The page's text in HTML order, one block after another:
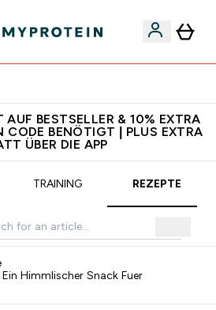
BESTSELLER & 10% EXTRA
CODE BENÖTIGT | PLUS EXTRA
ÜBER DIE APP
TRAINING REZEPTE
Himmlischer Snack Fuer